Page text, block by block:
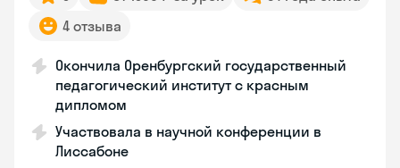
4 отзыва
Окончила Оренбургский государственный
педагогический институт с красным
дипломом
Участвовала в научной конференции в
Лиссабоне